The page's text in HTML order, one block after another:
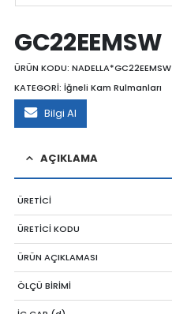
GC22EEMSW
ÜRÜN KODU: NADELLA*GC22EEMSW
KATEGORİ: İğneli Kam Rulmanları
Bilgi Al
AÇIKLAMA
ÜRETİCİ
ÜRETİCİ KODU
ÜRÜN AÇIKLAMASI
ÖLÇÜ BİRİMİ